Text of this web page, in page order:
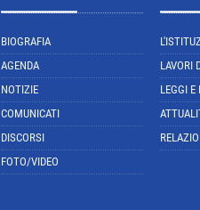
BIOGRAFIA
AGENDA
NOTIZIE
COMUNICATI
DISCORSI
FOTO/VIDEO
LAVORI
LEGGI E